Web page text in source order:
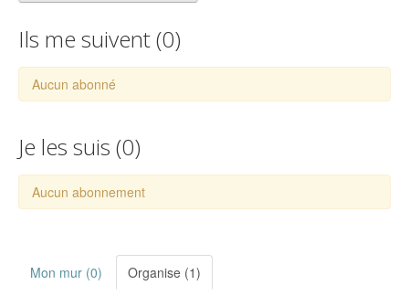
Ils me suivent (0)
Aucun abonné
Je les suis (0)
Aucun abonnement
Mon mur (0)
Organise (1)